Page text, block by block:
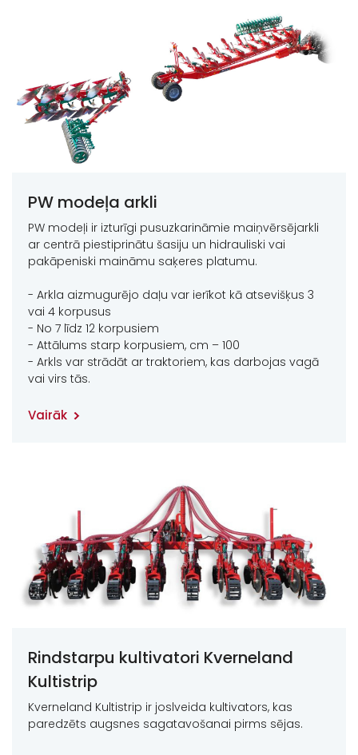
PW modeļa arkli
PW modeļi ir izturīgi pusuzkarināmie maiņvērsējarkli
ar centrā piestiprinātu šasiju un hidrauliski vai
pakāpeniski maināmu saķeres platumu.
- Arkla aizmugurējo daļu var ierīkot kā atsevišķus 3
vai 4 korpusus
- No 7 līdz 12 korpusiem
- Attālums starp korpusiem, cm – 100
- Arkls var strādāt ar traktoriem, kas darbojas vagā
vai virs tās.
Vairāk
Rindstarpu kultivatori Kverneland
Kultistrip
Kverneland Kultistrip ir joslveida kultivators, kas
paredzēts augsnes sagatavošanai pirms sējas.